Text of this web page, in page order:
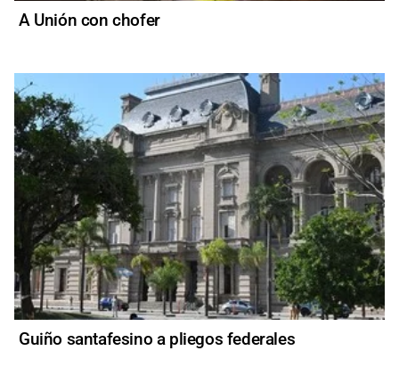
A Unión con chofer
Guiño santafesino a pliegos federales